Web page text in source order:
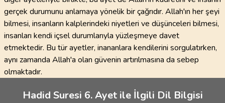
gerçek durumunu anlamaya yönelik bir çağrıdır. Allah'ın her şeyi
bilmesi, insanların kalplerindeki niyetleri ve düşünceleri bilmesi,
insanları kendi içsel durumlarıyla yüzleşmeye davet
etmektedir. Bu tür ayetler, inananlara kendilerini sorgulatırken,
aynı zamanda Allah'a olan güvenin artırılmasına da sebep
olmaktadır.
Hadid Suresi 6. Ayet ile İlgili Dil Bilgisi